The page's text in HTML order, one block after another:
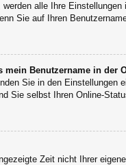
alle Ihre
Sie auf Ihren
mein Benutzername in der
Sie in den Einstellungen
Sie selbst Ihren Online-
Zeit nicht Ihrer